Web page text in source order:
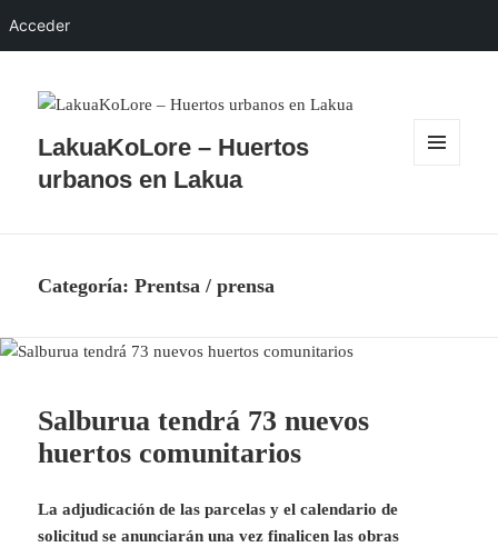
Acceder
LakuaKoLore – Huertos
urbanos en Lakua
Categoría:Prentsa / prensa
Salburua tendrá 73 nuevos
huertos comunitarios
La adjudicación de las parcelas y el calendario de
solicitud se anunciarán una vez finalicen las obras